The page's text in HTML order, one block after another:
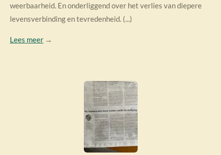
weerbaarheid. En onderliggend over het verlies van diepere
levensverbinding en tevredenheid. (...)
Lees meer →